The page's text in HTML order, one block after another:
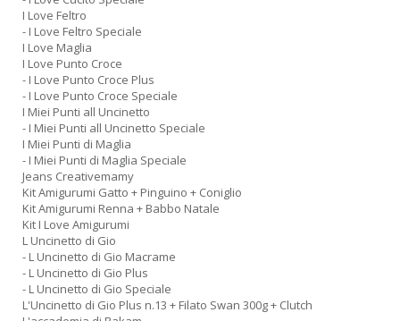
I Love Feltro
- I Love Feltro Speciale
I Love Maglia
I Love Punto Croce
- I Love Punto Croce Plus
- I Love Punto Croce Speciale
I Miei Punti all Uncinetto
- I Miei Punti all Uncinetto Speciale
I Miei Punti di Maglia
- I Miei Punti di Maglia Speciale
Jeans Creativemamy
Kit Amigurumi Gatto + Pinguino + Coniglio
Kit Amigurumi Renna + Babbo Natale
Kit I Love Amigurumi
L Uncinetto di Gio
- L Uncinetto di Gio Macrame
- L Uncinetto di Gio Plus
- L Uncinetto di Gio Speciale
L'Uncinetto di Gio Plus n.13 + Filato Swan 300g + Clutch